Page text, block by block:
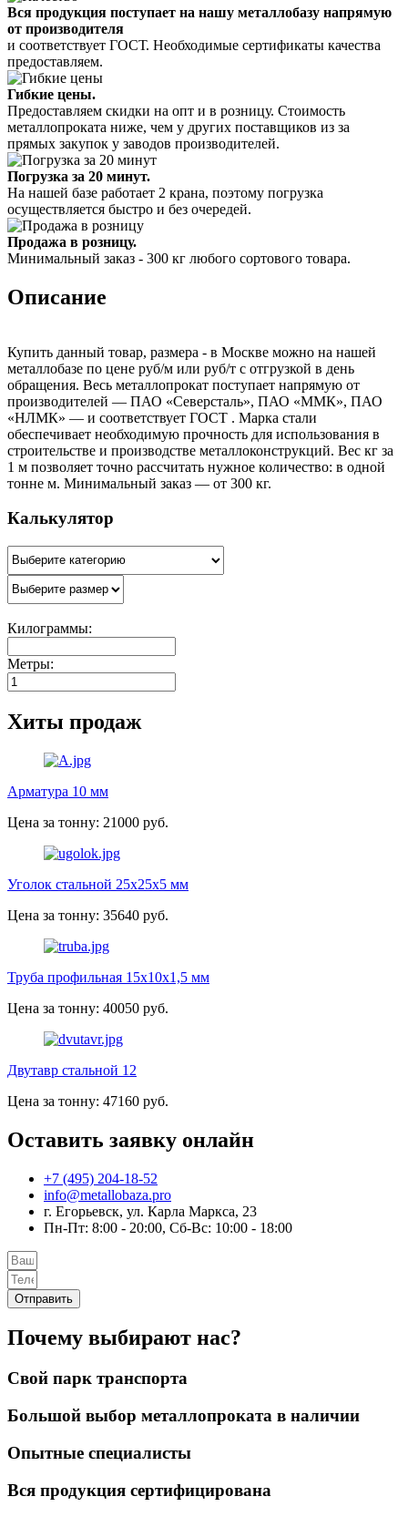
Вся продукция поступает на нашу металлобазу напрямую
от производителя
и соответствует ГОСТ. Необходимые сертификаты качества
предоставляем.
Гибкие цены.
Предоставляем скидки на опт и в розницу. Стоимость
металлопроката ниже, чем у других поставщиков из за
прямых закупок у заводов производителей.
Погрузка за 20 минут.
На нашей базе работает 2 крана, поэтому погрузка
осуществляется быстро и без очередей.
Продажа в розницу.
Минимальный заказ - 300 кг любого сортового товара.
Описание
Купить данный товар, размера - в Москве можно на нашей
металлобазе по цене руб/м или руб/т с отгрузкой в день
обращения. Весь металлопрокат поступает напрямую от
производителей — ПАО «Северсталь», ПАО «ММК», ПАО
«НЛМК» — и соответствует ГОСТ . Марка стали
обеспечивает необходимую прочность для использования в
строительстве и производстве металлоконструкций. Вес кг за
1 м позволяет точно рассчитать нужное количество: в одной
тонне м. Минимальный заказ — от 300 кг.
Калькулятор
Килограммы:
Метры:
Хиты продаж
Арматура 10 мм
Цена за тонну: 21000 руб.
Уголок стальной 25х25х5 мм
Цена за тонну: 35640 руб.
Труба профильная 15х10х1,5 мм
Цена за тонну: 40050 руб.
Двутавр стальной 12
Цена за тонну: 47160 руб.
Оставить заявку онлайн
+7 (495) 204-18-52
info@metallobaza.pro
г. Егорьевск, ул. Карла Маркса, 23
Пн-Пт: 8:00 - 20:00, Сб-Вс: 10:00 - 18:00
Отправить
Почему выбирают нас?
Свой парк транспорта
Большой выбор металлопроката в наличии
Опытные специалисты
Вся продукция сертифицирована